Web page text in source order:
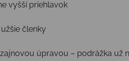
vyšší priehlavok
členky
úpravou – podrážka už